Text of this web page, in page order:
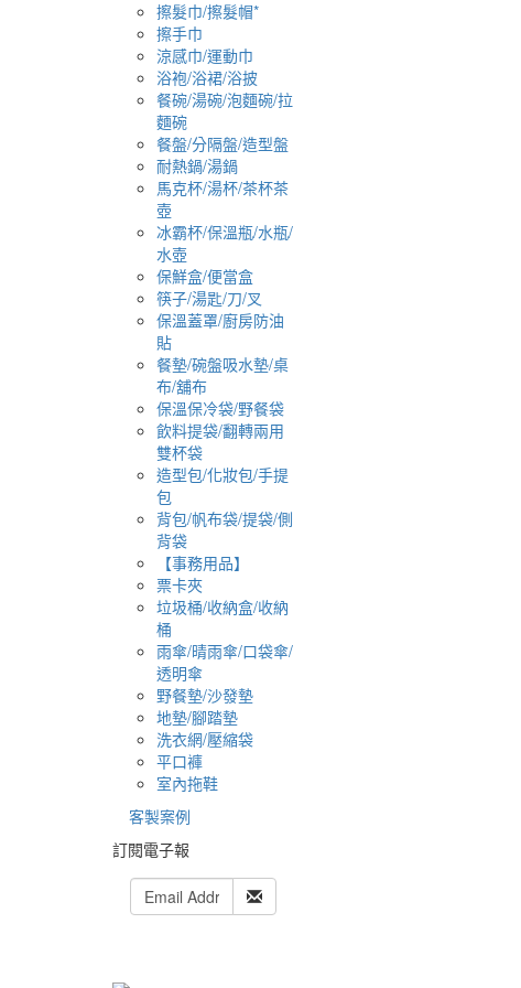
擦髮巾/擦髮帽*
擦手巾
涼感巾/運動巾
浴袍/浴裙/浴披
餐碗/湯碗/泡麵碗/拉
麵碗
餐盤/分隔盤/造型盤
耐熱鍋/湯鍋
馬克杯/湯杯/茶杯茶
壺
冰霸杯/保溫瓶/水瓶/
水壺
保鮮盒/便當盒
筷子/湯匙/刀/叉
保溫蓋罩/廚房防油
貼
餐墊/碗盤吸水墊/桌
布/舖布
保溫保冷袋/野餐袋
飲料提袋/翻轉兩用
雙杯袋
造型包/化妝包/手提
包
背包/帆布袋/提袋/側
背袋
【事務用品】
票卡夾
垃圾桶/收納盒/收納
桶
雨傘/晴雨傘/口袋傘/
透明傘
野餐墊/沙發墊
地墊/腳踏墊
洗衣網/壓縮袋
平口褲
室內拖鞋
客製案例
訂閱電子報